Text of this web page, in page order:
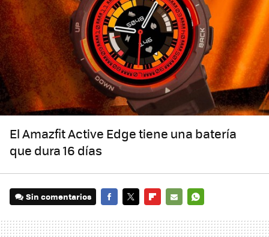
El Amazfit Active Edge tiene una batería
que dura 16 días
Sin comentarios
MAIL